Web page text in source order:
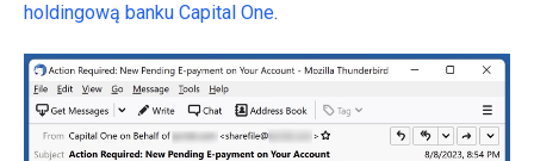
holdingową banku Capital One.